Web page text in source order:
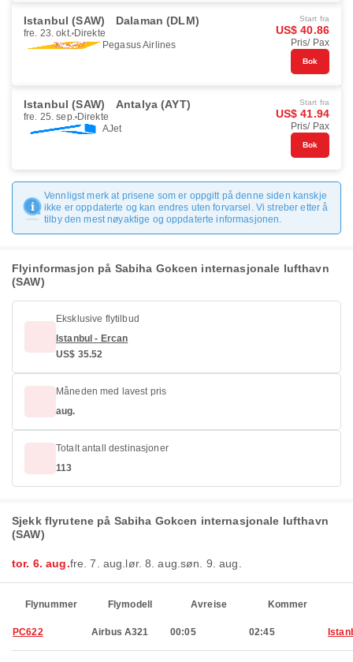
Istanbul (SAW) Dalaman (DLM)
fre. 23. okt. Direkte
Pegasus Airlines
Start fra
US$ 40.86
Pris/ Pax
Bok
Istanbul (SAW) Antalya (AYT)
fre. 25. sep. Direkte
AJet
Start fra
US$ 41.94
Pris/ Pax
Bok
Vennligst merk at prisene som er oppgitt på denne siden kanskje
ikke er oppdaterte og kan endres uten forvarsel. Vi streber etter å
tilby den mest nøyaktige og oppdaterte informasjonen.
Flyinformasjon på Sabiha Gokcen internasjonale lufthavn
(SAW)
Eksklusive flytilbud
Istanbul - Ercan
US$ 35.52
Måneden med lavest pris
aug.
Totalt antall destinasjoner
113
Sjekk flyrutene på Sabiha Gokcen internasjonale lufthavn
(SAW)
tor. 6. aug.fre. 7. aug. lør. 8. aug.søn. 9. aug.
Flynummer Flymodell Avreise Kommer
PC622 Airbus A321 00:05 02:45